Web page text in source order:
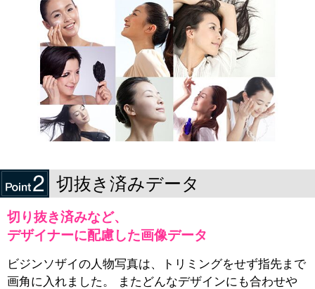
切抜き済みデータ
切り抜き済みなど、
デザイナーに配慮した画像データ
ビジンソザイの人物写真は、トリミングをせず指先まで
画角に入れました。 またどんなデザインにも合わせや